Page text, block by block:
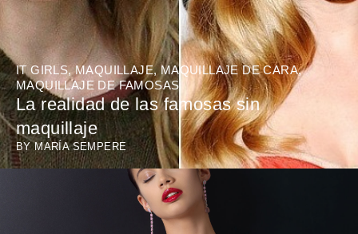
IT GIRLS,MAQUILLAJE, MAQUILLAJE DE CARA,
MAQUILLAJE DE FAMOSAS
La realidad de las famosas sin
maquillaje
BYMARÍA SEMPERE